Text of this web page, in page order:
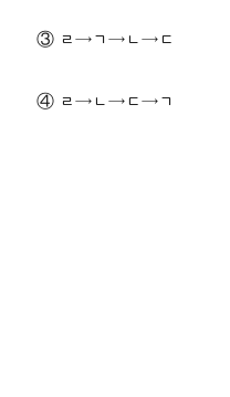
③ ㄹ→ㄱ→ㄴ→ㄷ
④ ㄹ→ㄴ→ㄷ→ㄱ